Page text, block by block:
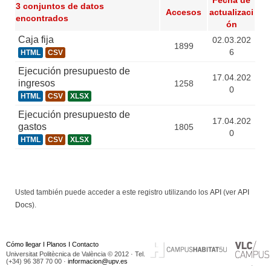
3 conjuntos de datos
encontrados
Accesos
actualizaci
ón
Caja fija
HTML CSV
1899
02.03.202
6
Ejecución presupuesto de
ingresos
HTML CSV XLSX
1258
17.04.202
0
Ejecución presupuesto de
gastos
HTML CSV XLSX
1805
17.04.202
0
Usted también puede acceder a este registro utilizando los API (ver API
Docs).
Cómo llegar I Planos I Contacto
Universitat Politècnica de València © 2012 · Tel.
(+34) 96 387 70 00 · informacion@upv.es